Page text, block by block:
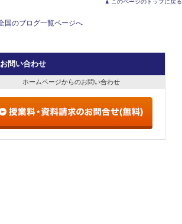
このページのトップに戻る
国のブログ一覧ページへ
問い合わせ
ホームページからのお問い合わせ